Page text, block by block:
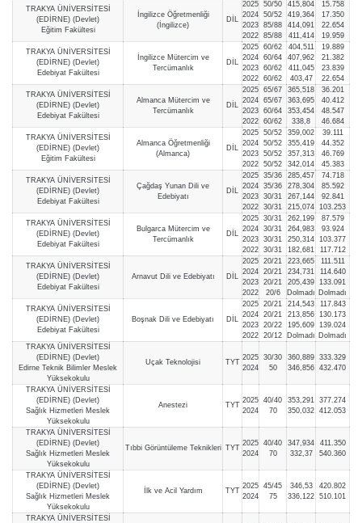
TRAKYA ÜNİVERSİTESİ
(EDİRNE) (Devlet)
Eğitim Fakültesi
İngilizce Öğretmenliği
(İngilizce)
DİL
2025
2024
2023
2022
50/50
50/52
85/88
85/88
415,804
419,364
414,091
411,414
15.758
17.350
22.654
19.959
TRAKYA ÜNİVERSİTESİ
(EDİRNE) (Devlet)
Edebiyat Fakültesi
İngilizce Mütercim ve
Tercümanlık
DİL
2025
2024
2023
2022
60/62
60/64
60/62
60/62
404,511
407,962
411,045
403,47
19.889
21.382
23.839
22.654
TRAKYA ÜNİVERSİTESİ
(EDİRNE) (Devlet)
Edebiyat Fakültesi
Almanca Mütercim ve
Tercümanlık
DİL
2025
2024
2023
2022
65/67
65/67
60/64
60/62
365,518
363,695
353,454
338,8
36.201
40.412
48.547
46.684
TRAKYA ÜNİVERSİTESİ
(EDİRNE) (Devlet)
Eğitim Fakültesi
Almanca Öğretmenliği
(Almanca)
DİL
2025
2024
2023
2022
50/52
50/52
50/52
50/52
359,002
355,419
357,313
342,014
39.111
44.352
46.769
45.383
TRAKYA ÜNİVERSİTESİ
(EDİRNE) (Devlet)
Edebiyat Fakültesi
Çağdaş Yunan Dili ve
Edebiyatı
DİL
2025
2024
2023
2022
35/36
35/36
30/31
30/31
285,457
278,304
267,144
215,074
74.718
85.592
92.841
103.253
TRAKYA ÜNİVERSİTESİ
(EDİRNE) (Devlet)
Edebiyat Fakültesi
Bulgarca Mütercim ve
Tercümanlık
DİL
2025
2024
2023
2022
30/31
30/31
30/31
30/31
262,199
264,983
250,314
182,681
87.579
93.924
103.377
117.712
TRAKYA ÜNİVERSİTESİ
(EDİRNE) (Devlet)
Edebiyat Fakültesi
Arnavut Dili ve Edebiyatı DİL
2025
2024
2023
2022
20/21
20/21
20/21
20/6
223,665
234,731
205,439
Dolmadı
111.511
114.640
133.091
Dolmadı
TRAKYA ÜNİVERSİTESİ
(EDİRNE) (Devlet)
Edebiyat Fakültesi
Boşnak Dili ve Edebiyatı DİL
2025
2024
2023
2022
20/21
20/21
20/22
20/12
214,543
213,856
195,609
Dolmadı
117.843
130.173
139.024
Dolmadı
TRAKYA ÜNİVERSİTESİ
(EDİRNE) (Devlet)
Edirne Teknik Bilimler Meslek
Yüksekokulu
Uçak Teknolojisi TYT
2025
2024
30/30
50
360,889
346,856
333.329
432.470
TRAKYA ÜNİVERSİTESİ
(EDİRNE) (Devlet)
Sağlık Hizmetleri Meslek
Yüksekokulu
Anestezi TYT
2025
2024
40/40
70
353,291
350,032
377.274
412.053
TRAKYA ÜNİVERSİTESİ
(EDİRNE) (Devlet)
Sağlık Hizmetleri Meslek
Yüksekokulu
Tıbbi Görüntüleme Teknikleri TYT
2025
2024
40/40
70
347,934
332,37
411.350
540.360
TRAKYA ÜNİVERSİTESİ
(EDİRNE) (Devlet)
Sağlık Hizmetleri Meslek
Yüksekokulu
İlk ve Acil Yardım TYT
2025
2024
45/45
75
346,53
336,122
420.802
510.101
TRAKYA ÜNİVERSİTESİ